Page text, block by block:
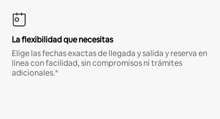
La flexibilidad que necesitas
Elige las fechas exactas de llegada y salida y reserva en
línea con facilidad, sin compromisos ni trámites
adicionales.*